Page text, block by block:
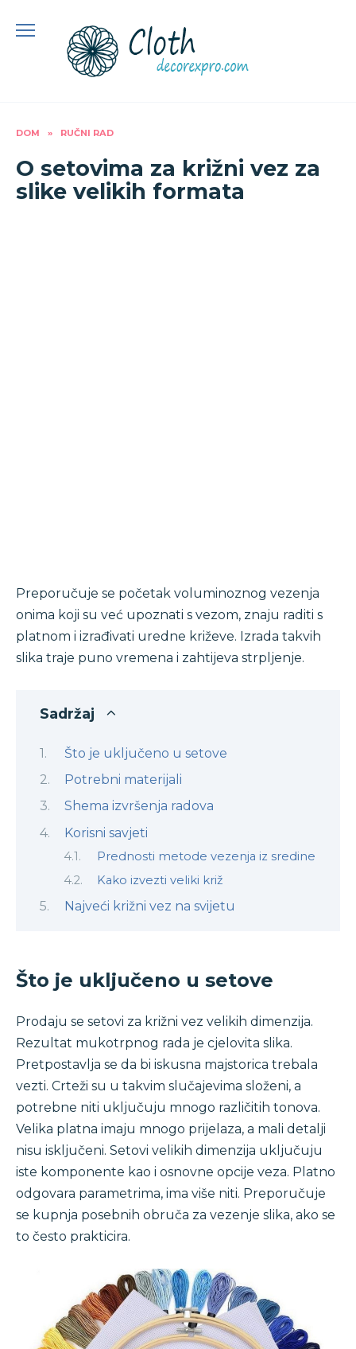
DOM » RUČNI RAD
O setovima za križni vez za
slike velikih formata
Preporučuje se početak voluminoznog vezenja
onima koji su već upoznati s vezom, znaju raditi s
platnom i izrađivati ​​uredne križeve. Izrada takvih
slika traje puno vremena i zahtijeva strpljenje.
Sadržaj
Što je uključeno u setove
Potrebni materijali
Shema izvršenja radova
Korisni savjeti
Prednosti metode vezenja iz sredine
Kako izvezti veliki križ
Najveći križni vez na svijetu
Što je uključeno u setove
Prodaju se setovi za križni vez velikih dimenzija.
Rezultat mukotrpnog rada je cjelovita slika.
Pretpostavlja se da bi iskusna majstorica trebala
vezti. Crteži su u takvim slučajevima složeni, a
potrebne niti uključuju mnogo različitih tonova.
Velika platna imaju mnogo prijelaza, a mali detalji
nisu isključeni. Setovi velikih dimenzija uključuju
iste komponente kao i osnovne opcije veza. Platno
odgovara parametrima, ima više niti. Preporučuje
se kupnja posebnih obruča za vezenje slika, ako se
to često prakticira.